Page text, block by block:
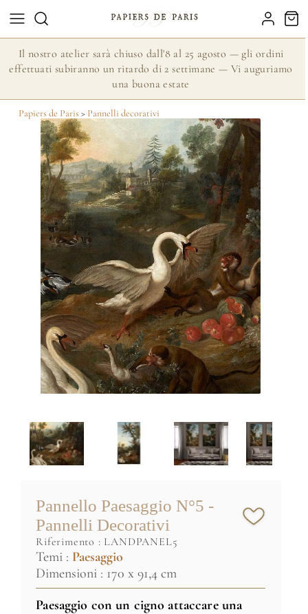
Il nostro atelier sarà chiuso dall'8 al 25 agosto — gli ordini
effettuati subiranno un ritardo di 2 settimane — Vi auguriamo
una buona estate
Papiers de Paris > Pannelli decorativi
Pannello Paesaggio N°5 -
Pannelli Decorativi
riferimento : LANDPANEL5
Temi : Paesaggio
Dimensioni : 170 x 91,4 cm
Paesaggio con un cigno attaccare una